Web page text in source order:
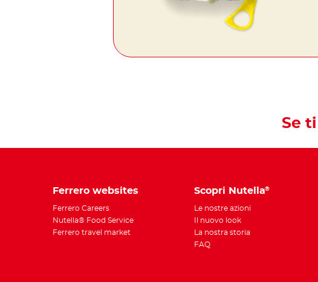
Se
Ferrero websites
Ferrero Careers
Nutella® Food Service
Ferrero travel market
Scopri Nutella®
Le nostre azioni
Il nuovo look
La nostra storia
FAQ